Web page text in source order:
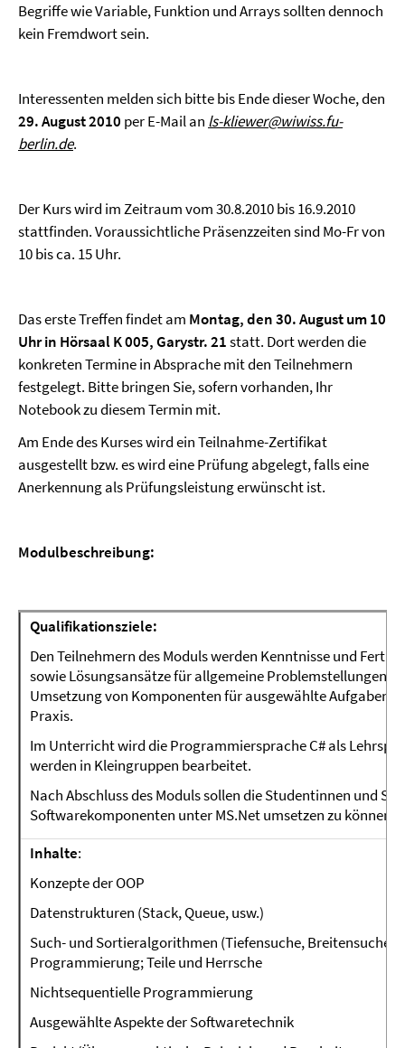
Begriffe wie Variable, Funktion und Arrays sollten dennoch
kein Fremdwort sein.
Interessenten melden sich bitte bis Ende dieser Woche, den
29. August 2010 per E-Mail an ls-kliewer@wiwiss.fu-
berlin.de.
Der Kurs wird im Zeitraum vom 30.8.2010 bis 16.9.2010
stattfinden. Voraussichtliche Präsenzzeiten sind Mo-Fr von
10 bis ca. 15 Uhr.
Das erste Treffen findet am Montag, den 30. August um 10
Uhr in Hörsaal K 005, Garystr. 21statt. Dort werden die
konkreten Termine in Absprache mit den Teilnehmern
festgelegt. Bitte bringen Sie, sofern vorhanden, Ihr
Notebook zu diesem Termin mit.
Am Ende des Kurses wird ein Teilnahme-Zertifikat
ausgestellt bzw. es wird eine Prüfung abgelegt, falls eine
Anerkennung als Prüfungsleistung erwünscht ist.
Modulbeschreibung:
Qualifikationsziele:
Den Teilnehmern des Moduls werden Kenntnisse und
sowie Lösungsansätze für allgemeine Problemstellungen
Umsetzung von Komponenten für ausgewählte
Praxis.
Im Unterricht wird die Programmiersprache C# als
werden in Kleingruppen bearbeitet.
Nach Abschluss des Moduls sollen die Studentinnen und
Softwarekomponenten unter MS.Net umsetzen zu können.
Inhalte:
Konzepte der OOP
Datenstrukturen (Stack, Queue, usw.)
Such- und Sortieralgorithmen (Tiefensuche, Breitensuche,
Programmierung; Teile und Herrsche
Nichtsequentielle Programmierung
Ausgewählte Aspekte der Softwaretechnik